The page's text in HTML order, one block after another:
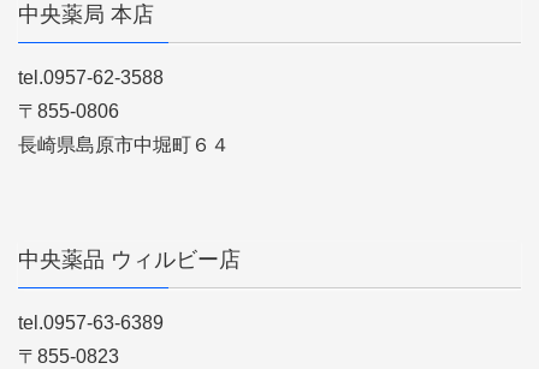
中央薬局 本店
tel.0957-62-3588
〒855-0806
長崎県島原市中堀町６４
中央薬品 ウィルビー店
tel.0957-63-6389
〒855-0823